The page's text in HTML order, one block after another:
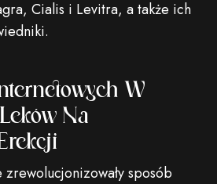
Cialis i Levitra, a także ich
W
Na
sposób